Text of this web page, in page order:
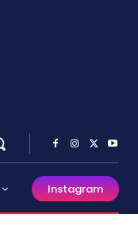
Instagram